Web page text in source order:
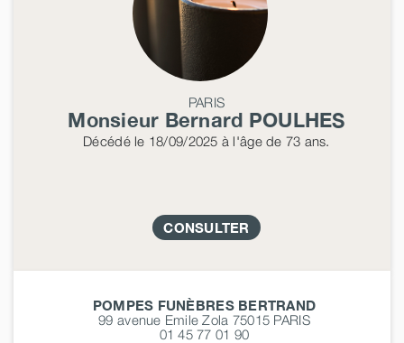
PARIS
Monsieur Bernard POULHES
Décédéle 18/09/2025 à l'âge de 73 ans.
CONSULTER
POMPES FUNÈBRES BERTRAND
99 avenue Emile Zola 75015 PARIS
01 45 77 01 90